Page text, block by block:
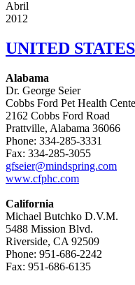
Abril
2012
UNITED
Alabama
Dr. George Seier
Cobbs Ford Pet Health
2162 Cobbs Ford Road
Prattville, Alabama 36066
Phone: 334-285-3331
Fax: 334-285-3055
gfseier@mindspring.com
www.cfphc.com
California
Michael Butchko D.V.M.
5488 Mission Blvd.
Riverside, CA 92509
Phone: 951-686-2242
Fax: 951-686-6135